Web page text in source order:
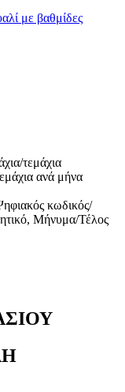
τεμάχια
ανά μήνα
κωδικός/
Μήνυμα/Τέλος